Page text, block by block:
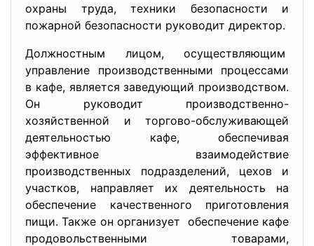
охраны труда, техники безопасности и
пожарной безопасности руководит директор.
Должностным лицом, осуществляющим
управление производственными процессами
в кафе, является заведующий производством.
Он руководит производственно-
хозяйственной и торгово-обслуживающей
деятельностью кафе, обеспечивая
эффективное взаимодействие
производственных подразделений, цехов и
участков, направляет их деятельность на
обеспечение качественного приготовления
пищи. Также он организует обеспечение кафе
продовольственными товарами,